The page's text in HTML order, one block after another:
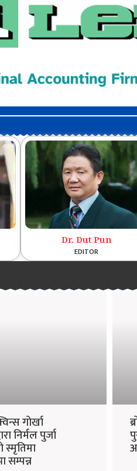
Dr. Dut Pun
EDITOR
गोर्खा
निर्मल पुर्जा
स्मृतिमा
सम्पन्न